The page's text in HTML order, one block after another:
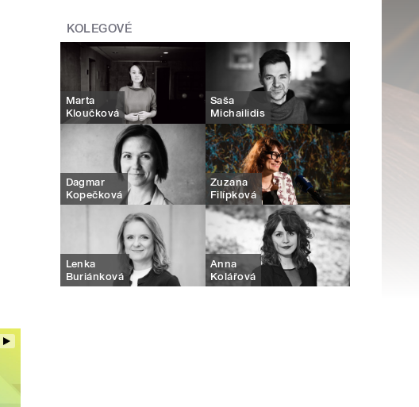
KOLEGOVÉ
Marta
Kloučková
Saša
Michailidis
Dagmar
Kopečková
Zuzana
Filípková
Lenka
Buriánková
Anna
Kolářová